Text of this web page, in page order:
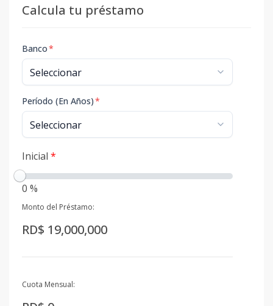
Calcula tu préstamo
Banco*
Período (En Años)*
Inicial *
0 %
Monto del Préstamo:
RD$ 19,000,000
Cuota Mensual: